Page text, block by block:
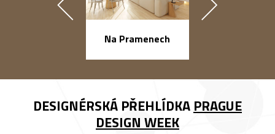
Na Pramenech
DESIGNÉRSKÁ PŘEHLÍDKA PRAGUE
DESIGN WEEK